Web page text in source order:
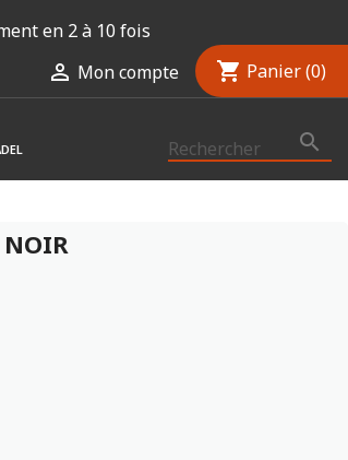
en 2 à 10 fois
 Mon compte shopping_cart Panier (0)

NOIR